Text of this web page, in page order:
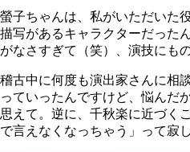
螢子ちゃんは、私がいただいた
描写があるキャラクターだった
がなさすぎて（笑）、演技にも
稽古中に何度も演出家さんに相
っていったんですけど、悩んだ
思えて。逆に、千秋楽に近づく
で言えなくなっちゃう」って寂